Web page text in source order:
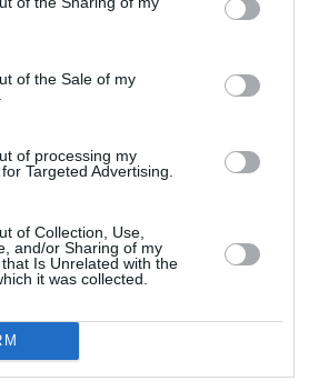
of the Sale of my
of processing my
Targeted Advertising.
of Collection, Use,
and/or Sharing of my
Is Unrelated with the
it was collected.
Photo by Gotham/GC Images
- CONTINUE READING BELOW